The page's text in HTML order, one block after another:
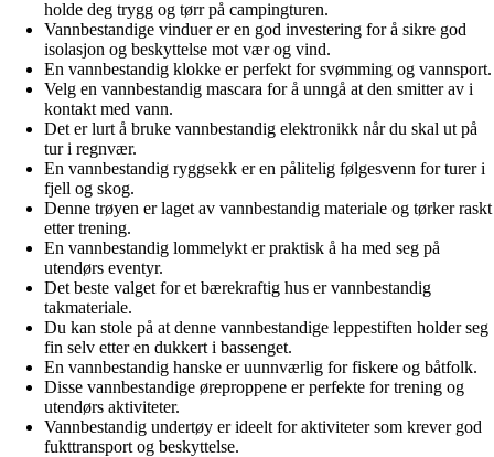
holde deg trygg og tørr på campingturen.
Vannbestandige vinduer er en god investering for å sikre god
isolasjon og beskyttelse mot vær og vind.
En vannbestandig klokke er perfekt for svømming og vannsport.
Velg en vannbestandig mascara for å unngå at den smitter av i
kontakt med vann.
Det er lurt å bruke vannbestandig elektronikk når du skal ut på
tur i regnvær.
En vannbestandig ryggsekk er en pålitelig følgesvenn for turer i
fjell og skog.
Denne trøyen er laget av vannbestandig materiale og tørker raskt
etter trening.
En vannbestandig lommelykt er praktisk å ha med seg på
utendørs eventyr.
Det beste valget for et bærekraftig hus er vannbestandig
takmateriale.
Du kan stole på at denne vannbestandige leppestiften holder seg
fin selv etter en dukkert i bassenget.
En vannbestandig hanske er uunnværlig for fiskere og båtfolk.
Disse vannbestandige øreproppene er perfekte for trening og
utendørs aktiviteter.
Vannbestandig undertøy er ideelt for aktiviteter som krever god
fukttransport og beskyttelse.